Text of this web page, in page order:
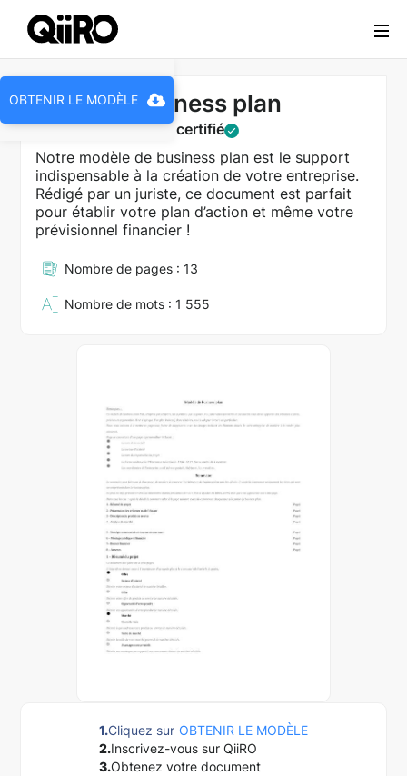
Webflow Homepage
OBTENIR LE MODÈLE
Modèle business plan
Document juridique certifié
Notre modèle de business plan est le support
indispensable à la création de votre entreprise.
Rédigé par un juriste, ce document est parfait
pour établir votre plan d’action et même votre
prévisionnel financier !
Nombre de pages : 13
Nombre de mots : 1 555
1.Cliquez sur OBTENIR LE MODÈLE
2.Inscrivez-vous sur QiiRO
3.Obtenez votre document